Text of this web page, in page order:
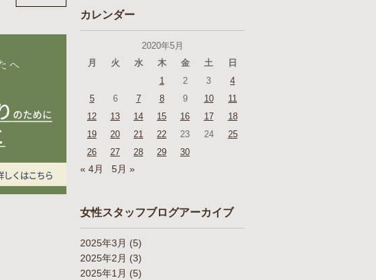
カレンダー
2020年5月
月
火 水 木 金 土
日
1
2 3
4
5
6 7 8 9 10
11
12
13 14 15 16 17
18
19
20 21 22 23 24
25
26
27 28 29 30
« 4月 5月 »
女性スタッフブログアーカイブ
2025年3月 (5)
2025年2月 (3)
2025年1月 (5)